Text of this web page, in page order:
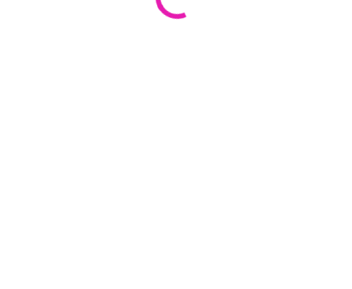
biela vanička na pedikúru, vanička na pedikúru na kolieskach,